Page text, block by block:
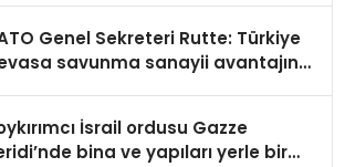
Genel Sekreteri Rutte: Türkiye
savunma sanayii avantajına
İsrail ordusu Gazze
bina ve yapıları yerle bir